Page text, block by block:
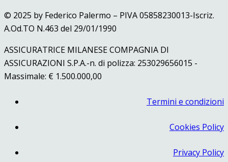
© 2025 by Federico Palermo – PIVA 05858230013-Iscriz.
A.Od.TO N.463 del 29/01/1990
ASSICURATRICE MILANESE COMPAGNIA DI
ASSICURAZIONI S.P.A.-n. di polizza: 253029656015 -
Massimale: € 1.500.000,00
Termini e condizioni
Cookies Policy
Privacy Policy